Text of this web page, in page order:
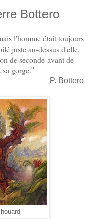
Bottero
l'homme était toujours
juste au-dessus d'elle.
de seconde avant de
gorge."
P. Bottero